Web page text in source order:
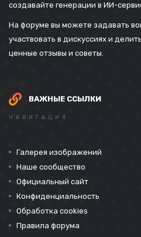
создавайте генерации в ИИ-
На форуме вы можете задавать
участвовать в дискуссиях и
ценные отзывы и советы.
ВАЖНЫЕ ССЫЛКИ
НАВИГАЦИЯ
Галерея изображений
Наше сообщество
Официальный сайт
Конфиденциальность
Обработка cookies
Правила форума